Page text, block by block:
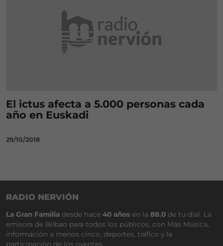
El ictus afecta a 5.000 personas cada
año en Euskadi
29/10/2018
RADIO NERVIÓN
La Gran Familia desde hace 40 años en la 88.0 de tu dial. La
emisora de Bilbao para todos los públicos, con Más Música,
información a menos cinco, deportes, tráfico y la
participación de los oyentes.